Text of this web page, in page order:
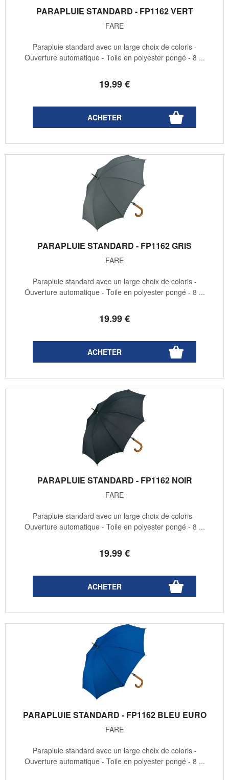
PARAPLUIE STANDARD - FP1162 VERT
FARE
19.99€
Parapluie standard avec un large choix de coloris -
Ouverture automatique - Toile en polyester pongé - 8 ...
PARAPLUIE STANDARD - FP1162 GRIS
FARE
19.99€
Parapluie standard avec un large choix de coloris -
Ouverture automatique - Toile en polyester pongé - 8 ...
PARAPLUIE STANDARD - FP1162 NOIR
FARE
19.99€
Parapluie standard avec un large choix de coloris -
Ouverture automatique - Toile en polyester pongé - 8 ...
PARAPLUIE STANDARD - FP1162 BLEU EURO
FARE
Parapluie standard avec un large choix de coloris -
Ouverture automatique - Toile en polyester pongé - 8 ...